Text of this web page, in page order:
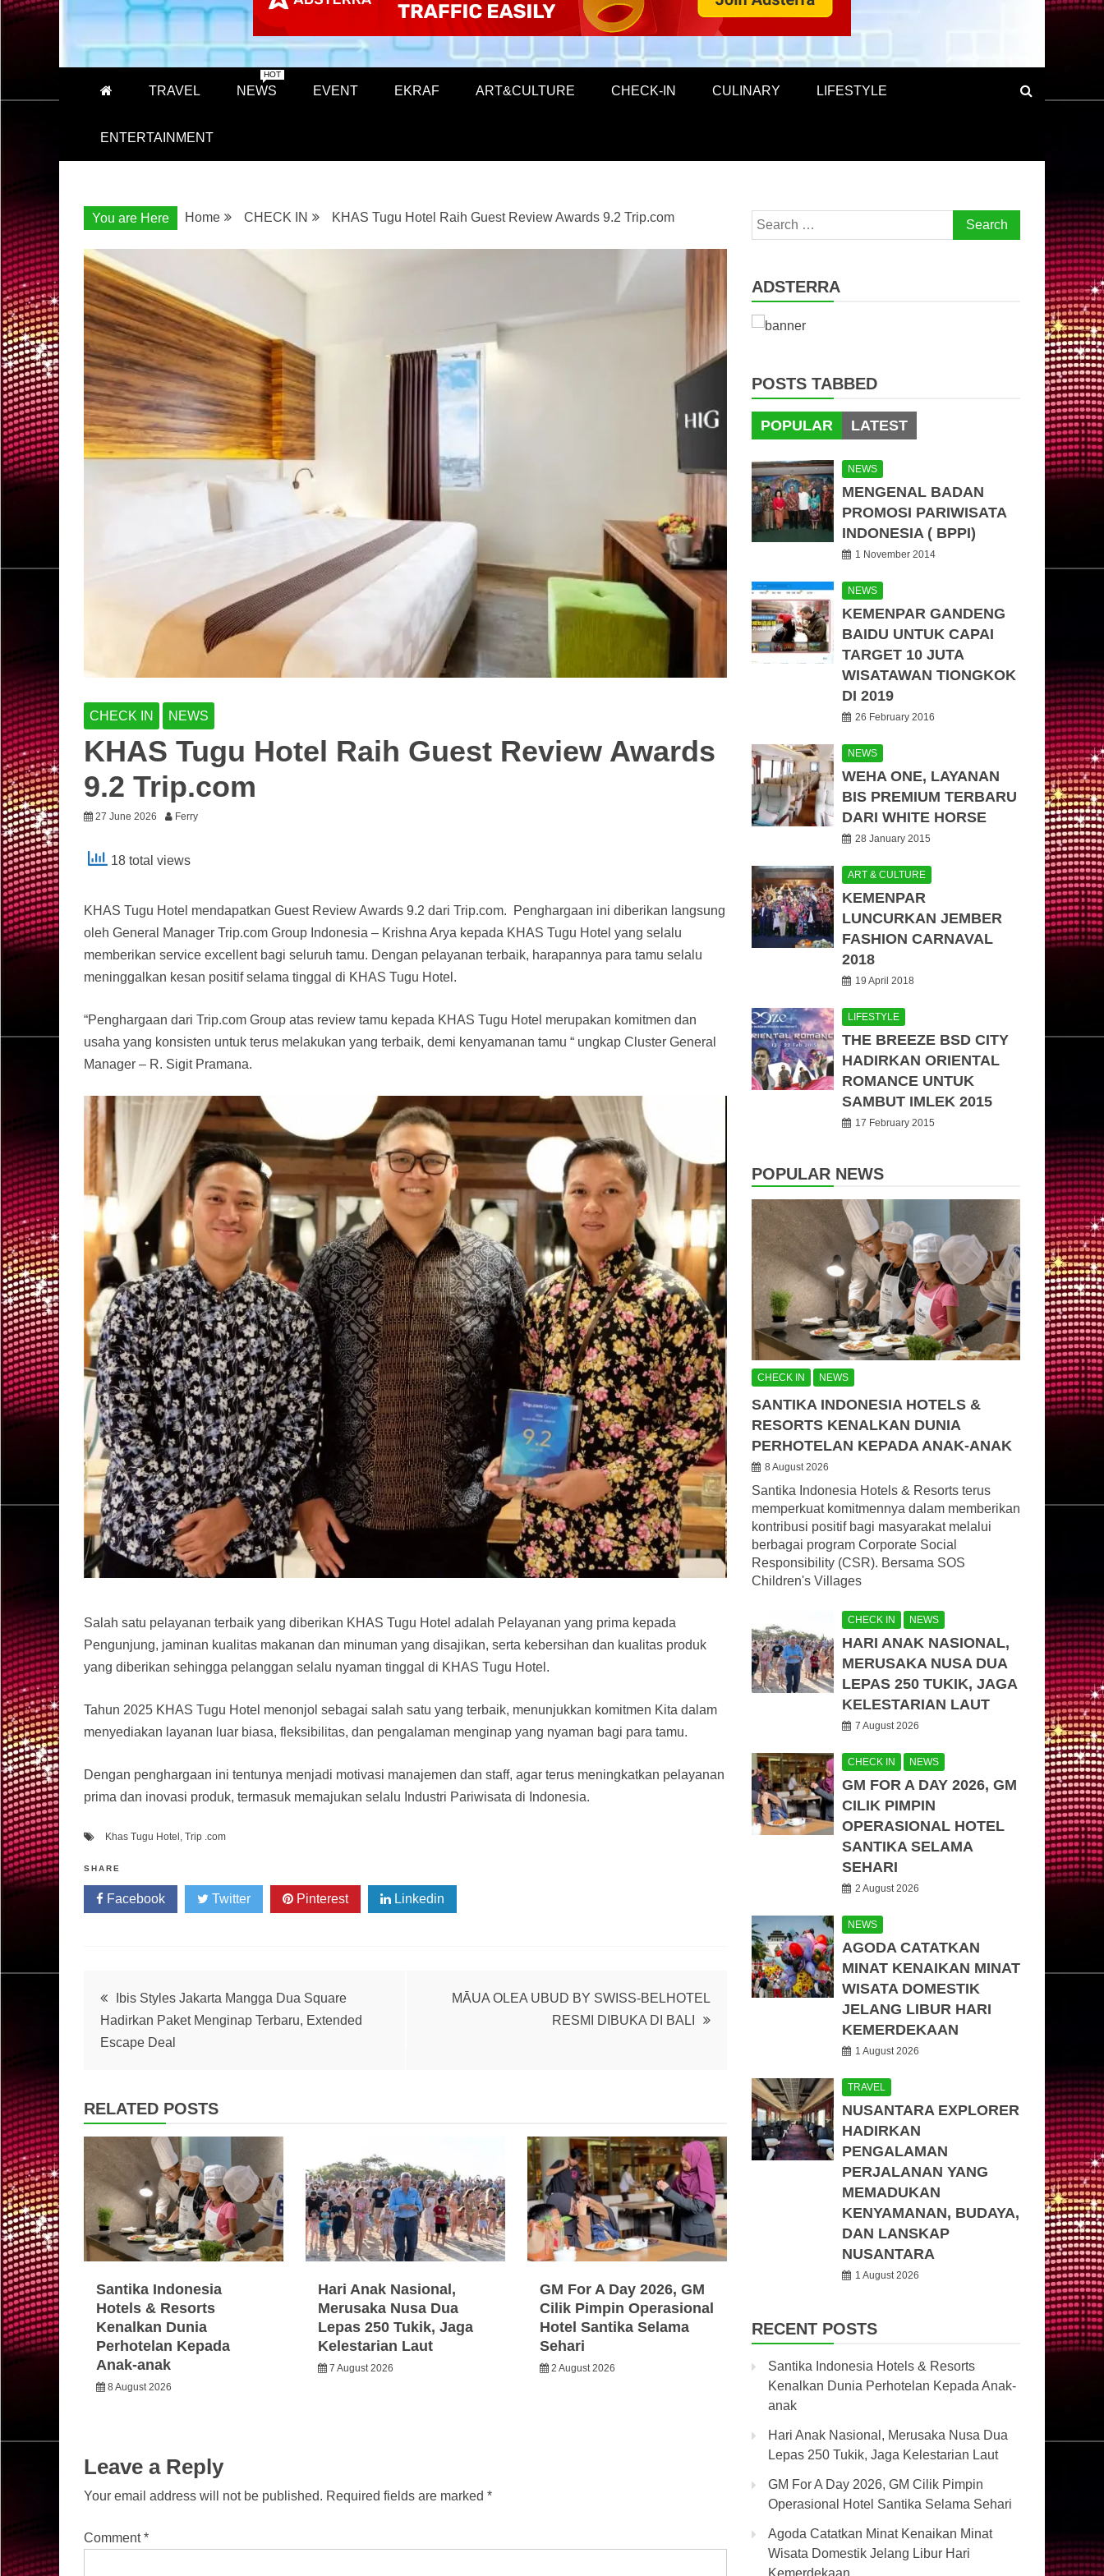
TRAVEL NEWS
HOT
EVENT EKRAF ART&CULTURE CHECK-IN CULINARY LIFESTYLE
ENTERTAINMENT
You are Here Home CHECK IN KHAS Tugu Hotel Raih Guest Review Awards 9.2 Trip.com
CHECK IN NEWS
KHAS Tugu Hotel Raih Guest Review Awards
9.2 Trip.com
27 June 2026 Ferry
18 total views
KHAS Tugu Hotel mendapatkan Guest Review Awards 9.2 dari Trip.com. Penghargaan ini diberikan langsung
oleh General Manager Trip.com Group Indonesia – Krishna Arya kepada KHAS Tugu Hotel yang selalu
memberikan service excellent bagi seluruh tamu. Dengan pelayanan terbaik, harapannya para tamu selalu
meninggalkan kesan positif selama tinggal di KHAS Tugu Hotel.
“Penghargaan dari Trip.com Group atas review tamu kepada KHAS Tugu Hotel merupakan komitmen dan
usaha yang konsisten untuk terus melakukan yang terbaik, demi kenyamanan tamu “ ungkap Cluster General
Manager – R. Sigit Pramana.
Salah satu pelayanan terbaik yang diberikan KHAS Tugu Hotel adalah Pelayanan yang prima kepada
Pengunjung, jaminan kualitas makanan dan minuman yang disajikan, serta kebersihan dan kualitas produk
yang diberikan sehingga pelanggan selalu nyaman tinggal di KHAS Tugu Hotel.
Tahun 2025 KHAS Tugu Hotel menonjol sebagai salah satu yang terbaik, menunjukkan komitmen Kita dalam
menyediakan layanan luar biasa, fleksibilitas, dan pengalaman menginap yang nyaman bagi para tamu.
Dengan penghargaan ini tentunya menjadi motivasi manajemen dan staff, agar terus meningkatkan pelayanan
prima dan inovasi produk, termasuk memajukan selalu Industri Pariwisata di Indonesia.
Khas Tugu Hotel Trip .com
SHARE
Facebook Twitter Pinterest Linkedin
Post
navigation
Ibis Styles Jakarta Mangga Dua Square
Hadirkan Paket Menginap Terbaru, Extended
Escape Deal
MĀUA OLEA UBUD BY SWISS-BELHOTEL
RESMI DIBUKA DI BALI
RELATED POSTS
Santika Indonesia
Hotels & Resorts
Kenalkan Dunia
Perhotelan Kepada
Anak-anak
8 August 2026
Hari Anak Nasional,
Merusaka Nusa Dua
Lepas 250 Tukik, Jaga
Kelestarian Laut
7 August 2026
GM For A Day 2026, GM
Cilik Pimpin Operasional
Hotel Santika Selama
Sehari
2 August 2026
Leave a Reply
Your email address will not be published. Required fields are marked *
Comment*
Search
for:
ADSTERRA
POSTS TABBED
POPULAR LATEST
NEWS
MENGENAL BADAN
PROMOSI PARIWISATA
INDONESIA ( BPPI)
1 November 2014
NEWS
KEMENPAR GANDENG
BAIDU UNTUK CAPAI
TARGET 10 JUTA
WISATAWAN TIONGKOK
DI 2019
26 February 2016
NEWS
WEHA ONE, LAYANAN
BIS PREMIUM TERBARU
DARI WHITE HORSE
28 January 2015
ART & CULTURE
KEMENPAR
LUNCURKAN JEMBER
FASHION CARNAVAL
2018
19 April 2018
LIFESTYLE
THE BREEZE BSD CITY
HADIRKAN ORIENTAL
ROMANCE UNTUK
SAMBUT IMLEK 2015
17 February 2015
POPULAR NEWS
CHECK IN NEWS
SANTIKA INDONESIA HOTELS &
RESORTS KENALKAN DUNIA
PERHOTELAN KEPADA ANAK-ANAK
8 August 2026
Santika Indonesia Hotels & Resorts terus
memperkuat komitmennya dalam memberikan
kontribusi positif bagi masyarakat melalui
berbagai program Corporate Social
Responsibility (CSR). Bersama SOS
Children's Villages
CHECK IN NEWS
HARI ANAK NASIONAL,
MERUSAKA NUSA DUA
LEPAS 250 TUKIK, JAGA
KELESTARIAN LAUT
7 August 2026
CHECK IN NEWS
GM FOR A DAY 2026, GM
CILIK PIMPIN
OPERASIONAL HOTEL
SANTIKA SELAMA
SEHARI
2 August 2026
NEWS
AGODA CATATKAN
MINAT KENAIKAN MINAT
WISATA DOMESTIK
JELANG LIBUR HARI
KEMERDEKAAN
1 August 2026
TRAVEL
NUSANTARA EXPLORER
HADIRKAN
PENGALAMAN
PERJALANAN YANG
MEMADUKAN
KENYAMANAN, BUDAYA,
DAN LANSKAP
NUSANTARA
1 August 2026
RECENT POSTS
Santika Indonesia Hotels & Resorts
Kenalkan Dunia Perhotelan Kepada Anak-
anak
Hari Anak Nasional, Merusaka Nusa Dua
Lepas 250 Tukik, Jaga Kelestarian Laut
GM For A Day 2026, GM Cilik Pimpin
Operasional Hotel Santika Selama Sehari
Agoda Catatkan Minat Kenaikan Minat
Wisata Domestik Jelang Libur Hari